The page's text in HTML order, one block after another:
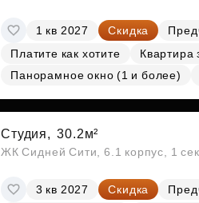
1 кв 2027 Скидка
Платите как хотите
Квартира
Панорамное окно (1 и более)
Студия, 30.2м²
ЖК Сидней Сити, 6.1 корпус, 1
3 кв 2027 Скидка